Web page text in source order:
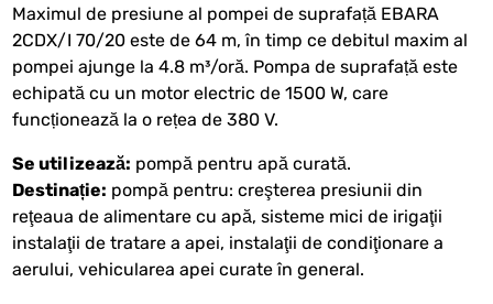
Maximul de presiune al pompei de suprafață EBARA
2CDX/I 70/20 este de 64 m, în timp ce debitul maxim al
pompei ajunge la 4.8 m³/oră. Pompa de suprafață este
echipată cu un motor electric de 1500 W, care
funcționează la o rețea de 380 V.
Se utilizează: pompă pentru apă curată.
Destinație: pompă pentru: creşterea presiunii din
reţeaua de alimentare cu apă, sisteme mici de irigaţii
instalaţii de tratare a apei, instalaţii de condiţionare a
aerului, vehicularea apei curate în general.